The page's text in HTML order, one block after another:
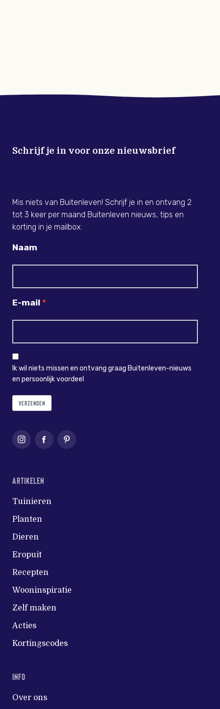
Schrijf je in voor onze nieuwsbrief
Mis niets van Buitenleven! Schrijf je in en ontvang 2
tot 3 keer per maand Buitenleven nieuws, tips en
korting in je mailbox.
Naam
E-mail
Ik wil niets missen en ontvang graag Buitenleven-nieuws
en persoonlijk voordeel
VERZENDEN
ARTIKELEN
Tuinieren
Planten
Dieren
Eropuit
Recepten
Wooninspiratie
Zelf maken
Acties
Kortingscodes
INFO
Over ons